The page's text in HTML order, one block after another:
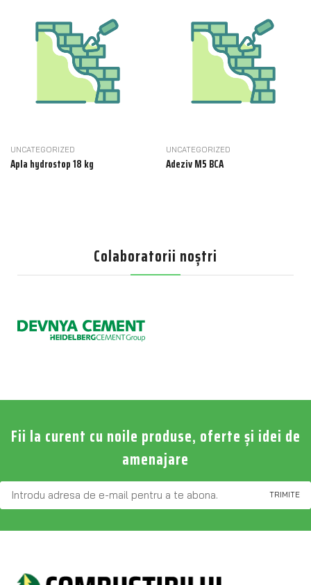
UNCATEGORIZED
Apla hydrostop 18 kg
UNCATEGORIZED
Adeziv M5 BCA
Colaboratorii noștri
Fii la curent cu noile produse, oferte și idei de
amenajare